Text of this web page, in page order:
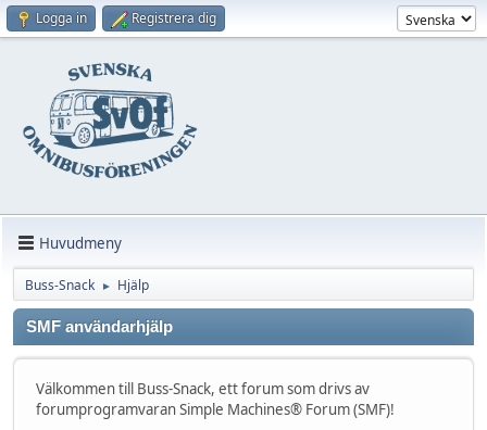
Logga in Registrera dig
Huvudmeny
Buss-Snack ► Hjälp
SMF användarhjälp
Välkommen till Buss-Snack, ett forum som drivs av
forumprogramvaran Simple Machines® Forum (SMF)!